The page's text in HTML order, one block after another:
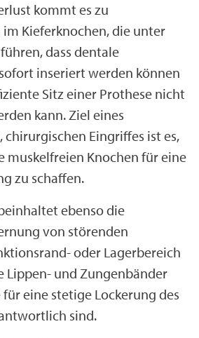
kommt es zu
Kieferknochen, die unter
dass dentale
inseriert werden können
Sitz einer Prothese nicht
kann. Ziel eines
Eingriffes ist es,
muskelfreien Knochen für eine
zu schaffen.
ebenso die
von störenden
oder Lagerbereich
Lippen- und Zungenbänder
eine stetige Lockerung des
sind.